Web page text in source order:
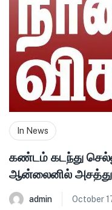
In News
கண்டம் கடந்து
ஆன்லைனில்
admin October